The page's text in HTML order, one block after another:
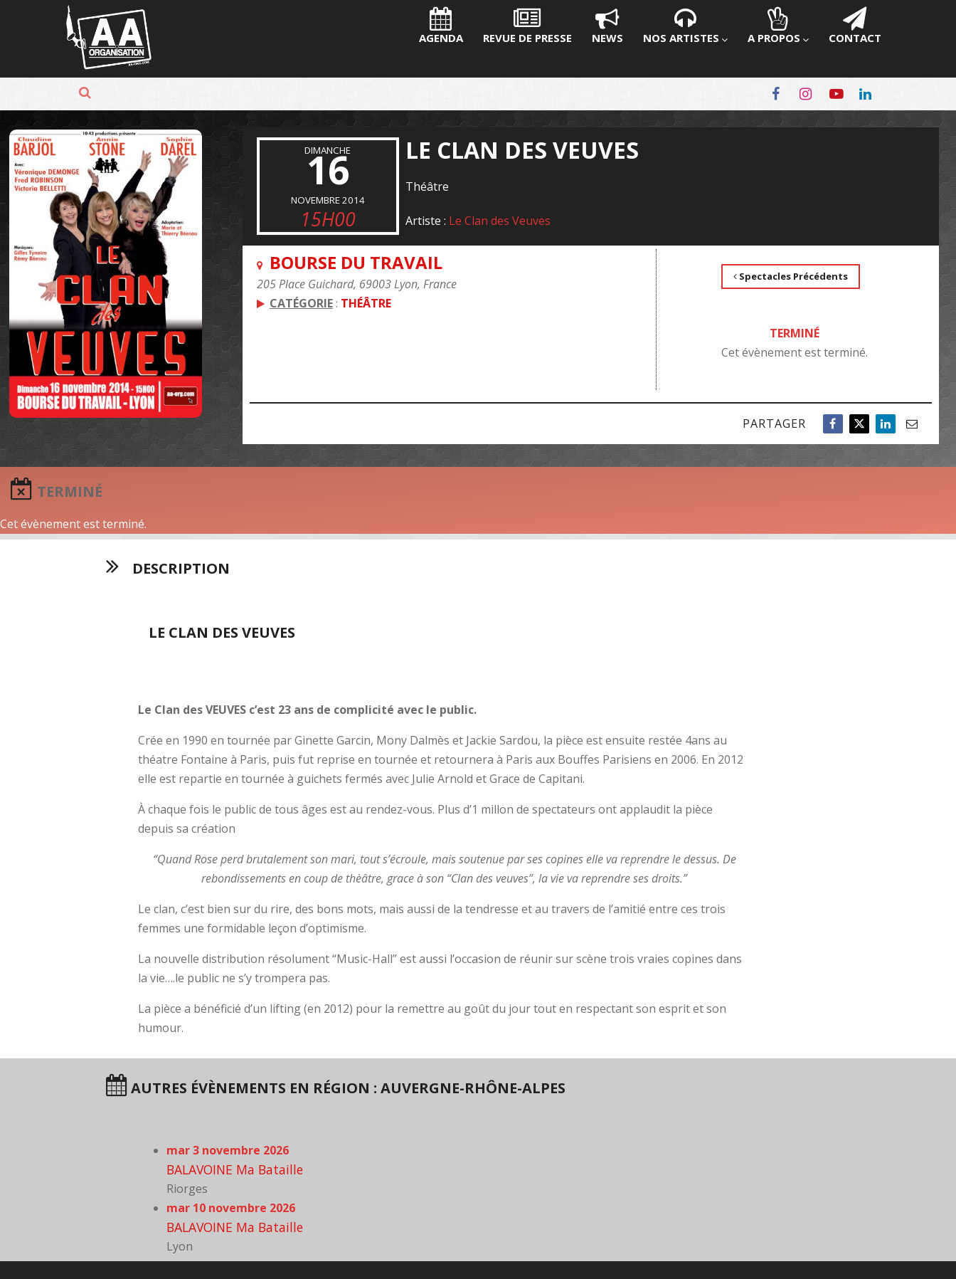
Panneau de gestion des cookies
AGENDA REVUE DE PRESSE NEWS NOS ARTISTES A PROPOS CONTACT
DIMANCHE
16
NOVEMBRE 2014
15H00
LE CLAN DES VEUVES
Théâtre
Artiste : Le Clan des Veuves
BOURSE DU TRAVAIL
205 Place Guichard, 69003 Lyon, France
CATÉGORIE: THÉÂTRE
Spectacles Précédents
TERMINÉ
Cet évènement est terminé.
PARTAGER
TERMINÉ
Cet évènement est terminé.
DESCRIPTION
LE CLAN DES VEUVES
Le Clan des VEUVES c’est 23 ans de complicité avec le public.
Crée en 1990 en tournée par Ginette Garcin, Mony Dalmès et Jackie Sardou, la pièce est ensuite restée 4ans au
théatre Fontaine à Paris, puis fut reprise en tournée et retournera à Paris aux Bouffes Parisiens en 2006. En 2012
elle est repartie en tournée à guichets fermés avec Julie Arnold et Grace de Capitani.
À chaque fois le public de tous âges est au rendez-vous. Plus d’1 millon de spectateurs ont applaudit la pièce
depuis sa création
“Quand Rose perd brutalement son mari, tout s’écroule, mais soutenue par ses copines elle va reprendre le dessus. De
rebondissements en coup de thèâtre, grace à son “Clan des veuves”, la vie va reprendre ses droits.”
Le clan, c’est bien sur du rire, des bons mots, mais aussi de la tendresse et au travers de l’amitié entre ces trois
femmes une formidable leçon d’optimisme.
La nouvelle distribution résolument “Music-Hall” est aussi l’occasion de réunir sur scène trois vraies copines dans
la vie….le public ne s’y trompera pas.
La pièce a bénéficié d’un lifting (en 2012) pour la remettre au goût du jour tout en respectant son esprit et son
humour.
AUTRES ÉVÈNEMENTS EN RÉGION : AUVERGNE-RHÔNE-ALPES
mar 3 novembre 2026
BALAVOINE Ma Bataille
Riorges
mar 10 novembre 2026
BALAVOINE Ma Bataille
Lyon